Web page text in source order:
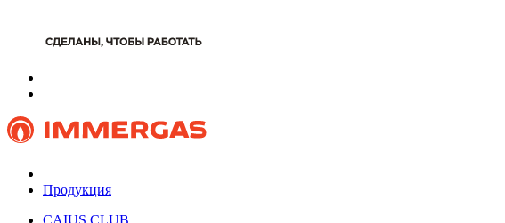
Продукция
CAIUS CLUB